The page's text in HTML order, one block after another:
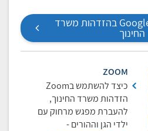
כניסה ל-Google Meet בהזדהות משרד
החינוך
ZOOM
כיצד להשתמש בZoom
הזדהות משרד החינוך,
להעברת מפגש מרחוק עם
ילדי הגן וההורים -